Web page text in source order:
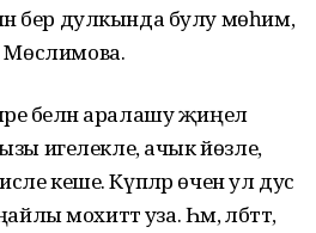
бер дулкында булу мөһим,
белән аралашу җиңел
игелекле, ачык йөзле,
кеше. Күпләр өчен ул дус
мохиттә уза. Һәм, әлбәттә,